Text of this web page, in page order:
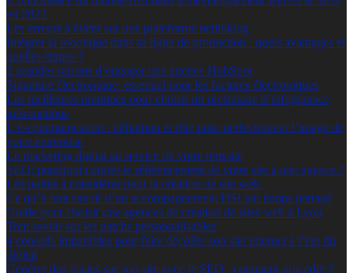
en 2023
Les erreurs à éviter sur une plateforme netlinking
Intégrer la robotique dans sa ligne de production : quels avantages et
quelles étapes ?
2 grandes raisons d’engager une agence HubSpot
Signature électronique: essentiel pour les factures électroniques
Les meilleures pratiques pour choisir un prestataire d’infogérance
informatique
L’e-communication : définition et rôle pour perfectionner l’image de
votre entreprise
Le marketing digital au service de votre réussite
SEO: pourquoi confier le référencement de votre site à une agence ?
Les points à considérer pour la création de site web
Ce qu’il faut savoir d’un accompagnement DSI par temps partagé
Guide pour choisir une agences de création de sites web à Lyon
Tout savoir sur les patchs personnalisables
4 conseils imparables pour faire décoller son site internet à l’ère du
digital
Générer des visites sur son site avec le SEO : comment procéder ?